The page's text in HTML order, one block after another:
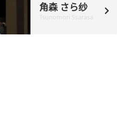
角森 さら纱
Tsunomori Ssarasa